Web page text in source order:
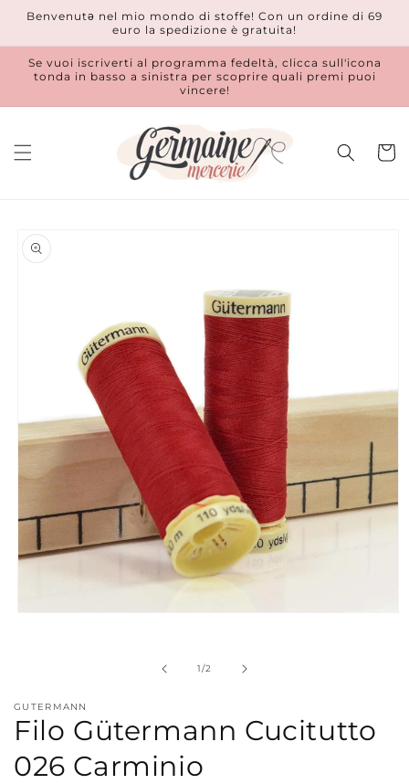
direttamente
Benvenutǝ nel mio mondo di stoffe! Con un ordine di 69
euro la spedizione è gratuita!
Se vuoi iscriverti al programma fedeltà, clicca sull'icona
tonda in basso a sinistra per scoprire quali premi puoi
vincere!
informazioni
sul prodotto
modale
1/su
2
GUTERMANN
Filo Gütermann Cucitutto
026 Carminio